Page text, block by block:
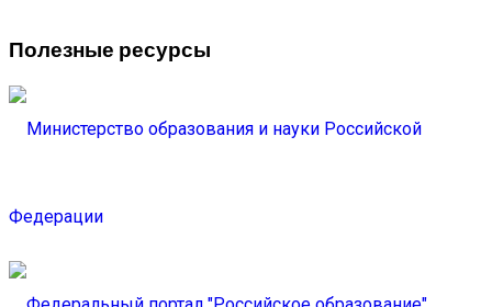
Полезные ресурсы